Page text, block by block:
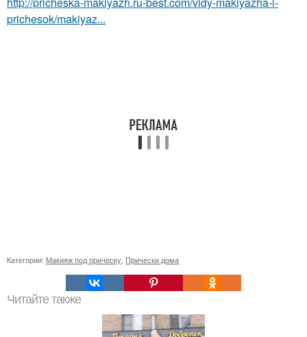
prichesok/makiyaz...
Категории: Макияж под прическу Прически дома
Читайте также